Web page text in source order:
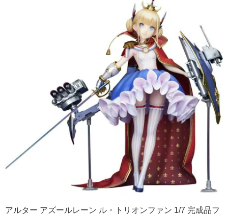
アルター アズールレーン ル・トリオンファン 1/7 完成品フ